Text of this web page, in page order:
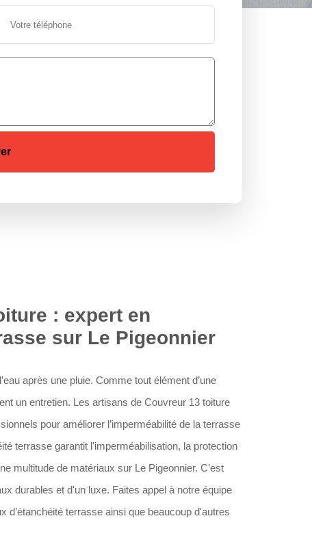
: expert en
sur Le Pigeonnier
après une pluie. Comme tout élément d’une
un entretien. Les artisans de Couvreur 13 toiture
pour améliorer l’imperméabilité de la terrasse
terrasse garantit l'imperméabilisation, la protection
multitude de matériaux sur Le Pigeonnier. C’est
durables et d'un luxe. Faites appel à notre équipe
d’étanchéité terrasse ainsi que beaucoup d'autres